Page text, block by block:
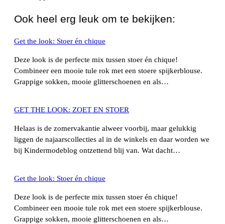
Ook heel erg leuk om te bekijken:
Get the look: Stoer én chique
Deze look is de perfecte mix tussen stoer én chique!
Combineer een mooie tule rok met een stoere spijkerblouse.
Grappige sokken, mooie glitterschoenen en als…
GET THE LOOK: ZOET EN STOER
Helaas is de zomervakantie alweer voorbij, maar gelukkig
liggen de najaarscollecties al in de winkels en daar worden we
bij Kindermodeblog ontzettend blij van. Wat dacht…
Get the look: Stoer én chique
Deze look is de perfecte mix tussen stoer én chique!
Combineer een mooie tule rok met een stoere spijkerblouse.
Grappige sokken, mooie glitterschoenen en als…